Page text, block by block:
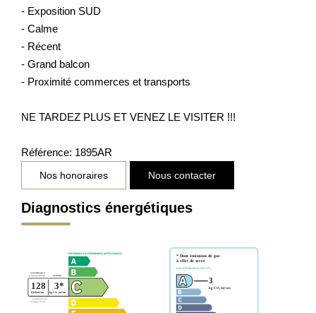
- Exposition SUD
- Calme
- Récent
- Grand balcon
- Proximité commerces et transports
NE TARDEZ PLUS ET VENEZ LE VISITER !!!
Référence: 1895AR
Nos honoraires Nous contacter
Diagnostics énergétiques